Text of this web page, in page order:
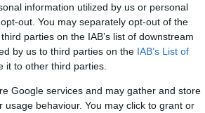
information utilized by us or personal
out. You may separately opt-out of the
parties on the IAB’s list of downstream
by us to third parties on the IAB’s List of
it to other third parties.
Google services and may gather and store
behaviour. You may click to grant or